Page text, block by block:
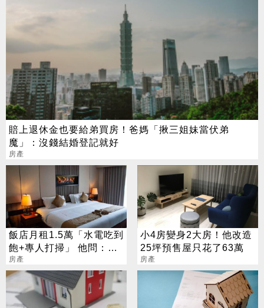
賠上退休金也要給弟買房！爸媽「揪三姐妹當伏弟
魔」：沒錢結婚登記就好
房產
飯店月租1.5萬「水電吃到
飽+專人打掃」 他問：幹
嘛買房呢？
房產
小4房變身2大房！他改造
25坪預售屋只花了63萬
房產